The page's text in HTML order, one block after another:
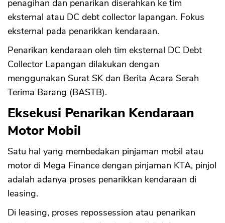
penagihan dan penarikan diserahkan ke tim
eksternal atau DC debt collector lapangan. Fokus
eksternal pada penarikkan kendaraan.
Penarikan kendaraan oleh tim eksternal DC Debt
Collector Lapangan dilakukan dengan
menggunakan Surat SK dan Berita Acara Serah
Terima Barang (BASTB).
Eksekusi Penarikan Kendaraan
Motor Mobil
Satu hal yang membedakan pinjaman mobil atau
motor di Mega Finance dengan pinjaman KTA, pinjol
adalah adanya proses penarikkan kendaraan di
leasing.
Di leasing, proses repossession atau penarikan